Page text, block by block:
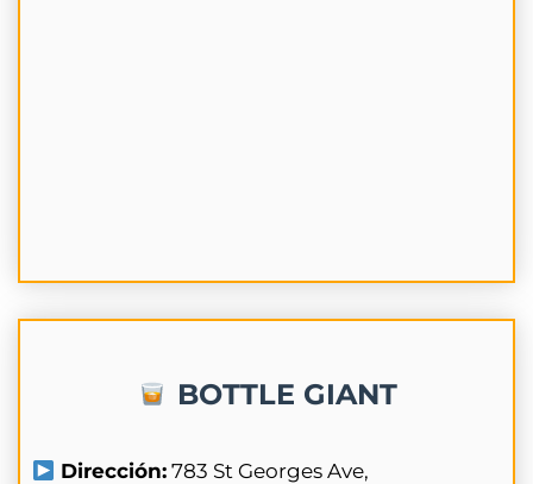
BOTTLE GIANT
Dirección: 783 St Georges Ave,